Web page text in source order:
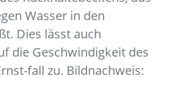
Wasser in den
Dies lässt auch
die Geschwindigkeit des
fall zu. Bildnachweis: